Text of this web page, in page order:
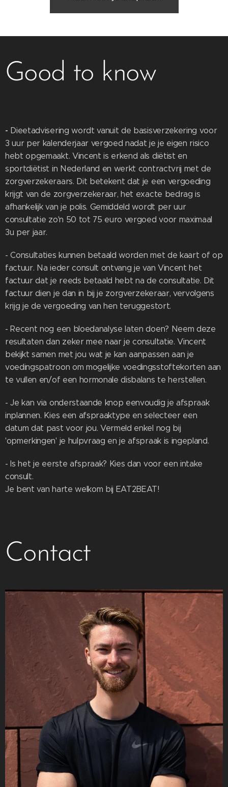
Good to know
- Dieetadvisering wordt vanuit de basisverzekering voor
3 uur per kalenderjaar vergoed nadat je je eigen risico
hebt opgemaakt. Vincent is erkend als diëtist en
sportdiëtist in Nederland en werkt contractvrij met de
zorgverzekeraars. Dit betekent dat je een vergoeding
krijgt van de zorgverzekeraar, het exacte bedrag is
afhankelijk van je polis. Gemiddeld wordt per uur
consultatie zo'n 50 tot 75 euro vergoed voor maximaal
3u per jaar.
- Consultaties kunnen betaald worden met de kaart of op
factuur. Na ieder consult ontvang je van Vincent het
factuur dat je reeds betaald hebt na de consultatie. Dit
factuur dien je dan in bij je zorgverzekeraar, vervolgens
krijg je de vergoeding van hen teruggestort.
- Recent nog een bloedanalyse laten doen? Neem deze
resultaten dan zeker mee naar je consultatie. Vincent
bekijkt samen met jou wat je kan aanpassen aan je
voedingspatroon om mogelijke voedingsstoftekorten aan
te vullen en/of een hormonale disbalans te herstellen.
- Je kan via onderstaande knop eenvoudig je afspraak
inplannen. Kies een afspraaktype en selecteer een
datum dat past voor jou. Vermeld enkel nog bij
'opmerkingen' je hulpvraag en je afspraak is ingepland.
- Is het je eerste afspraak? Kies dan voor een intake
consult.
Je bent van harte welkom bij EAT2BEAT!
Contact